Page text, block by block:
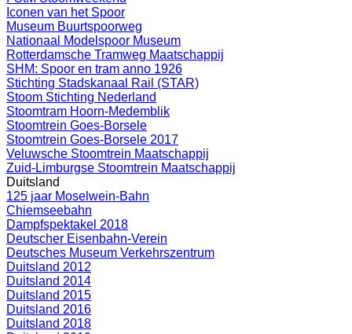
Iconen van het Spoor
Museum Buurtspoorweg
Nationaal Modelspoor Museum
Rotterdamsche Tramweg Maatschappij
SHM: Spoor en tram anno 1926
Stichting Stadskanaal Rail (STAR)
Stoom Stichting Nederland
Stoomtram Hoorn-Medemblik
Stoomtrein Goes-Borsele
Stoomtrein Goes-Borsele 2017
Veluwsche Stoomtrein Maatschappij
Zuid-Limburgse Stoomtrein Maatschappij
Duitsland
125 jaar Moselwein-Bahn
Chiemseebahn
Dampfspektakel 2018
Deutscher Eisenbahn-Verein
Deutsches Museum Verkehrszentrum
Duitsland 2012
Duitsland 2014
Duitsland 2015
Duitsland 2016
Duitsland 2018